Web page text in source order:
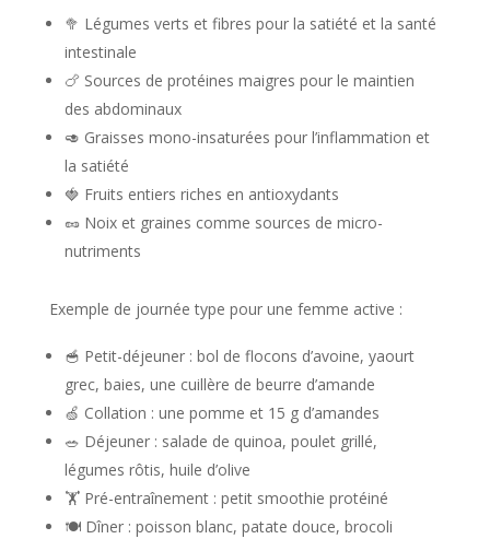
🥦 Légumes verts et fibres pour la satiété et la santé
intestinale
🍗 Sources de protéines maigres pour le maintien
des abdominaux
🥑 Graisses mono-insaturées pour l’inflammation et
la satiété
🍓 Fruits entiers riches en antioxydants
🥜 Noix et graines comme sources de micro-
nutriments
Exemple de journée type pour une femme active :
🥣 Petit-déjeuner : bol de flocons d’avoine, yaourt
grec, baies, une cuillère de beurre d’amande
🍏 Collation : une pomme et 15 g d’amandes
🥗 Déjeuner : salade de quinoa, poulet grillé,
légumes rôtis, huile d’olive
🏋️ Pré-entraînement : petit smoothie protéiné
🍽️ Dîner : poisson blanc, patate douce, brocoli